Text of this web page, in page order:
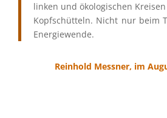
linken und ökolo­gi­schen
Kopfschüt­teln. Nicht nur beim
Energiewende.
Reinhold Messner, im